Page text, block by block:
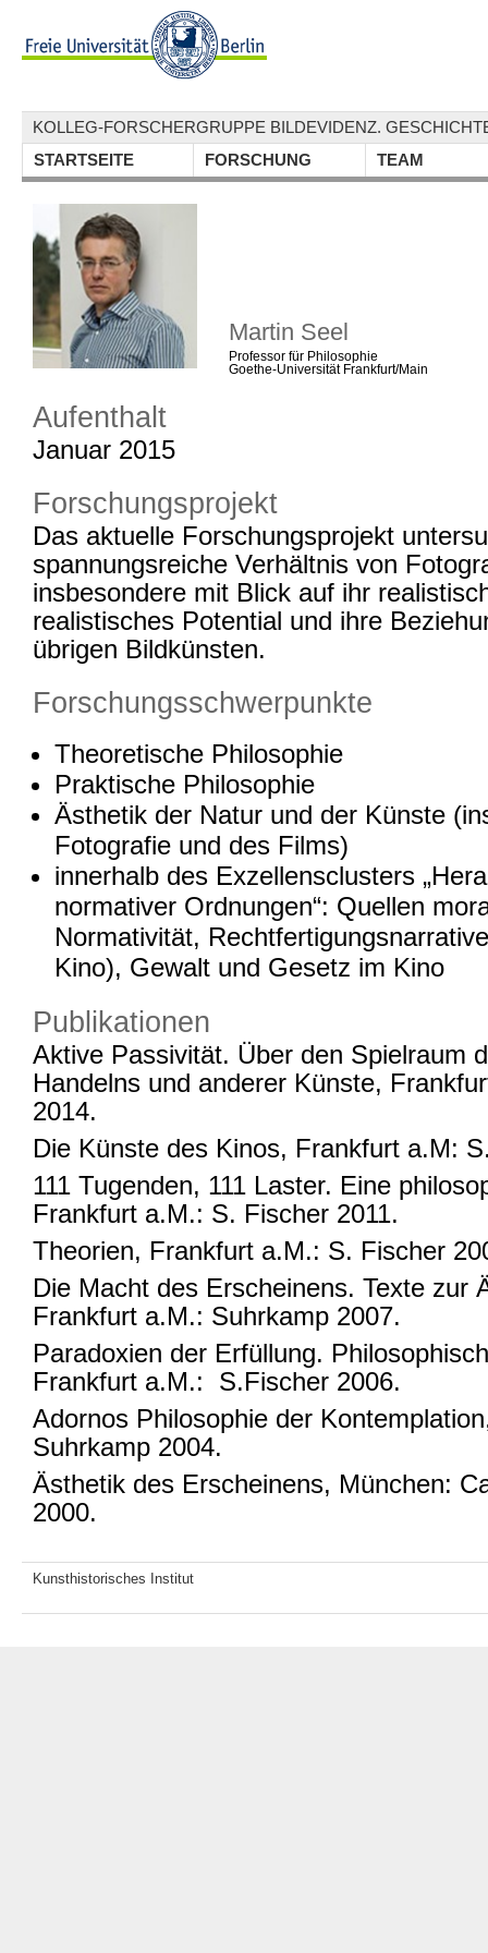
KOLLEG-FORSCHERGRUPPE BILDEVIDENZ.
STARTSEITE
FORSCHUNG TEAM
Martin Seel
Professor für Philosophie
Goethe-Universität Frankfurt/Main
Aufenthalt
Januar 2015
Forschungsprojekt
Das aktuelle Forschungsprojekt
spannungsreiche Verhältnis von
insbesondere mit Blick auf ihr
realistisches Potential und ihre
übrigen Bildkünsten.
Forschungsschwerpunkte
Theoretische Philosophie
Praktische Philosophie
Ästhetik der Natur und der Künste
Fotografie und des Films)
innerhalb des Exzellensclusters
normativer Ordnungen“: Quellen
Normativität,
Kino), Gewalt und Gesetz im Kino
Publikationen
Aktive Passivität. Über den Spielraum
Handelns und anderer Künste,
2014.
Die Künste des Kinos, Frankfurt a.M:
111 Tugenden, 111 Laster. Eine
Frankfurt a.M.: S. Fischer 2011.
Theorien, Frankfurt a.M.: S. Fischer
Die Macht des Erscheinens. Texte zur
Frankfurt a.M.: Suhrkamp 2007.
Paradoxien der Erfüllung.
Frankfurt a.M.: S.Fischer 2006.
Adornos Philosophie der
Suhrkamp 2004.
Ästhetik des Erscheinens, München:
2000.
Kunsthistorisches Institut